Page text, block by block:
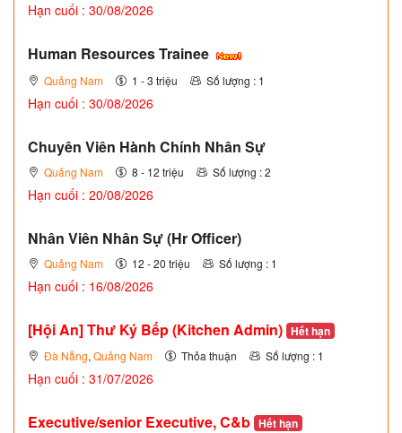
Hạn cuối : 30/08/2026
Human Resources Trainee
Quảng Nam 1 - 3 triệu Số lượng : 1
Hạn cuối : 30/08/2026
Chuyên Viên Hành Chính Nhân Sự
Quảng Nam 8 - 12 triệu Số lượng : 2
Hạn cuối : 20/08/2026
Nhân Viên Nhân Sự (Hr Officer)
Quảng Nam 12 - 20 triệu Số lượng : 1
Hạn cuối : 16/08/2026
[Hội An] Thư Ký Bếp (Kitchen Admin) Hết hạn
Đà Nẵng, Quảng Nam Thỏa thuận Số lượng : 1
Hạn cuối : 31/07/2026
Executive/senior Executive, C&b Hết hạn